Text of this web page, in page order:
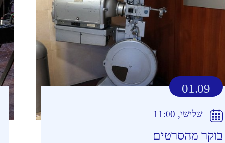
01.09
שלישי, 11:00
בוקר מהסרטים